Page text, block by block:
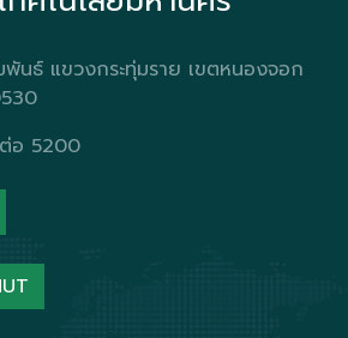
นธ์ แขวงกระทุ่มราย เขตหนองจอก
อ 5200